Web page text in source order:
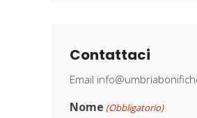
Contattaci
Email
Nome (Obbligatorio)